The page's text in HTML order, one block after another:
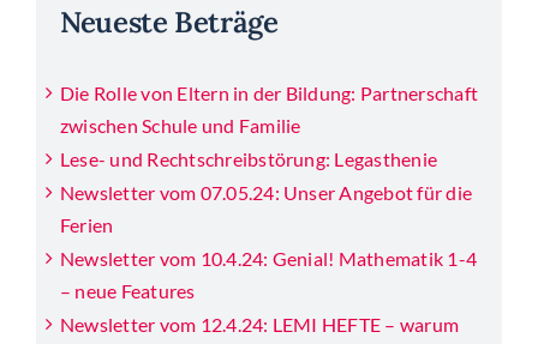
Neueste Beträge
Die Rolle von Eltern in der Bildung: Partnerschaft
zwischen Schule und Familie
Lese- und Rechtschreibstörung: Legasthenie
Newsletter vom 07.05.24: Unser Angebot für die
Ferien
Newsletter vom 10.4.24: Genial! Mathematik 1-4
– neue Features
Newsletter vom 12.4.24: LEMI HEFTE – warum